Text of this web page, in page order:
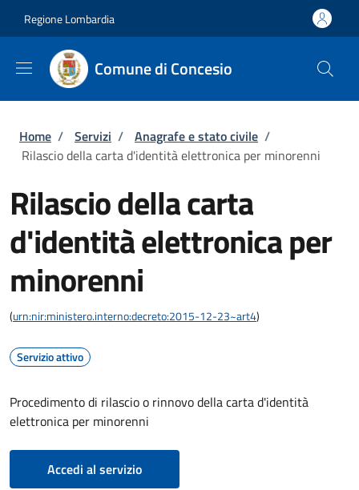
Regione Lombardia
Comune di Concesio
Briciole di pane
Home / Servizi / Anagrafe e stato civile /
Rilascio della carta d'identità elettronica per minorenni
Rilascio della carta
d'identità elettronica per
minorenni
(urn:nir:ministero.interno:decreto:2015-12-23~art4)
Servizio attivo
Procedimento di rilascio o rinnovo della carta d'identità
elettronica per minorenni
Accedi al servizio